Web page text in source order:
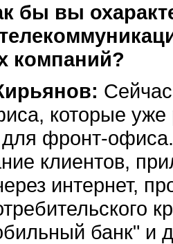
бы вы
компаний?
, которые
фронт-офиса
клиентов,
интернет,
банк" и